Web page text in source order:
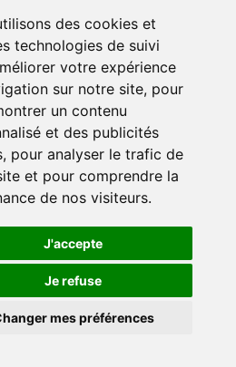
des cookies et
technologies de suivi
votre expérience
sur notre site, pour
un contenu
et des publicités
pour analyser le trafic de
et pour comprendre la
de nos visiteurs.
J'accepte
Je refuse
mes préférences
histoires racontées
il est capital pour nous
manière dont les
demain, aussi bien
sur la forme.
editionsauhasard.fr/
editionsauhasard/
POLITIQUE DE COOKIES
POLITIQUE DE
GÉRER MES PRÉFÈRENCES DE COOKIES